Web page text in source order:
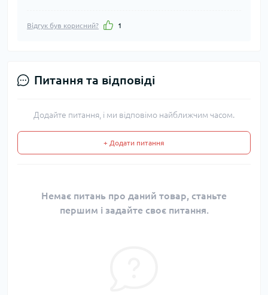
Відгук був корисний? 1
Питання та відповіді
Додайте питання, і ми відповімо найближчим часом.
+ Додати питання
Немає питань про даний товар, станьте
першим і задайте своє питання.